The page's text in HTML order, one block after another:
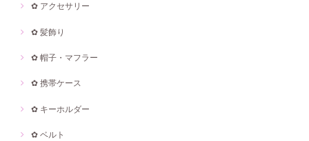
✿ アクセサリー
✿ 髪飾り
✿ 帽子・マフラー
✿ 携帯ケース
✿ キーホルダー
✿ ベルト